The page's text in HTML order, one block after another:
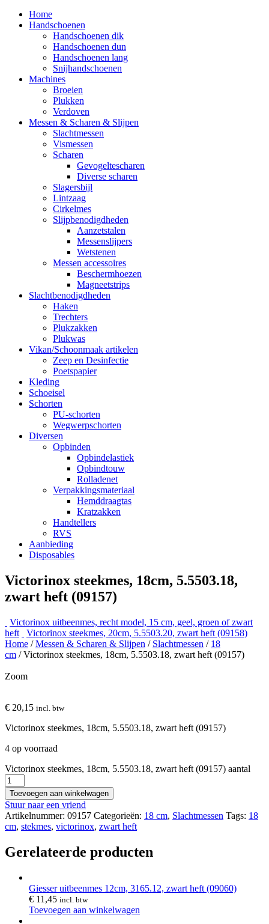
Home
Handschoenen
Handschoenen dik
Handschoenen dun
Handschoenen lang
Snijhandschoenen
Machines
Broeien
Plukken
Verdoven
Messen & Scharen & Slijpen
Slachtmessen
Vismessen
Scharen
Gevogeltescharen
Diverse scharen
Slagersbijl
Lintzaag
Cirkelmes
Slijpbenodigdheden
Aanzetstalen
Messenslijpers
Wetstenen
Messen accessoires
Beschermhoezen
Magneetstrips
Slachtbenodigdheden
Haken
Trechters
Plukzakken
Plukwas
Vikan/Schoonmaak artikelen
Zeep en Desinfectie
Poetspapier
Kleding
Schoeisel
Schorten
PU-schorten
Wegwerpschorten
Diversen
Opbinden
Opbindelastiek
Opbindtouw
Rolladenet
Verpakkingsmateriaal
Hemddraagtas
Kratzakken
Handtellers
RVS
Aanbieding
Disposables
Victorinox steekmes, 18cm, 5.5503.18,
zwart heft (09157)
Victorinox uitbeenmes, recht model, 15 cm, geel, groen of zwart
heft
Victorinox steekmes, 20cm, 5.5503.20, zwart heft (09158)
Home /Messen & Scharen & Slijpen / Slachtmessen / 18
cm / Victorinox steekmes, 18cm, 5.5503.18, zwart heft (09157)
Zoom
€ 20,15 incl. btw
Victorinox steekmes, 18cm, 5.5503.18, zwart heft (09157)
4 op voorraad
Victorinox steekmes, 18cm, 5.5503.18, zwart heft (09157) aantal
Toevoegen aan winkelwagen
Stuur naar een vriend
Artikelnummer: 09157 Categorieën: 18 cm, Slachtmessen Tags: 18
cm, stekmes, victorinox, zwart heft
Gerelateerde producten
Giesser uitbeenmes 12cm, 3165.12, zwart heft (09060)
€ 11,45 incl. btw
Toevoegen aan winkelwagen